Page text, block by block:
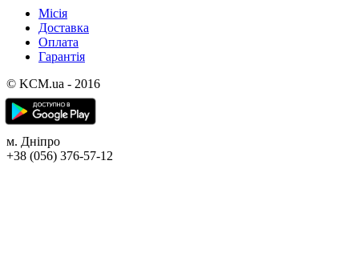
Місія
Доставка
Оплата
Гарантія
© KCM.ua - 2016
м. Дніпро
+38 (056) 376-57-12